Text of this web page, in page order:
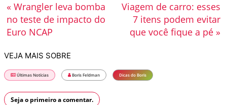
Viagem de carro: esses
7 itens podem evitar
que você fique a pé »
« Wrangler leva bomba
no teste de impacto do
Euro NCAP
VEJA MAIS SOBRE
Últimas Notícias Boris Feldman Dicas do Boris
Seja o primeiro a comentar.